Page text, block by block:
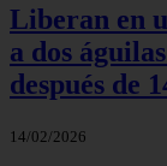
Liberan en
a dos
después de
14/02/2026